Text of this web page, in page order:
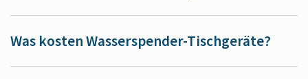
Was kosten Wasserspender-Tischgeräte?